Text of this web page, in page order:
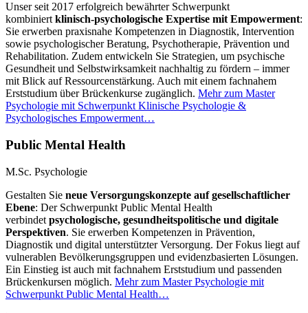
Unser seit 2017 erfolgreich bewährter Schwerpunkt
kombiniert klinisch-psychologische Expertise mit Empowerment:
Sie erwerben praxisnahe Kompetenzen in Diagnostik, Intervention
sowie psychologischer Beratung, Psychotherapie, Prävention und
Rehabilitation. Zudem entwickeln Sie Strategien, um psychische
Gesundheit und Selbstwirksamkeit nachhaltig zu fördern – immer
mit Blick auf Ressourcenstärkung. Auch mit einem fachnahem
Erststudium über Brückenkurse zugänglich. Mehr zum Master
Psychologie mit Schwerpunkt Klinische Psychologie &
Psychologisches Empowerment…
Public Mental Health
M.Sc. Psychologie
Gestalten Sie neue Versorgungskonzepte auf gesellschaftlicher
Ebene: Der Schwerpunkt Public Mental Health
verbindet psychologische, gesundheitspolitische und digitale
Perspektiven. Sie erwerben Kompetenzen in Prävention,
Diagnostik und digital unterstützter Versorgung. Der Fokus liegt auf
vulnerablen Bevölkerungsgruppen und evidenzbasierten Lösungen.
Ein Einstieg ist auch mit fachnahem Erststudium und passenden
Brückenkursen möglich. Mehr zum Master Psychologie mit
Schwerpunkt Public Mental Health…